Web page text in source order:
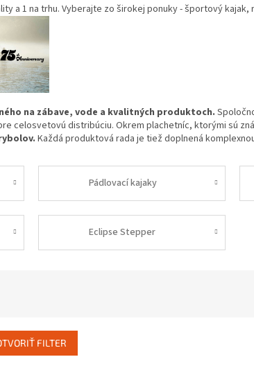
a 1 na trhu. Vyberajte zo širokej ponuky - športový kajak,
na zábave, vode a kvalitných produktoch.
distribúciu. Okrem plachetníc, ktorými sú
Každá produktová rada je tiež doplnená
Pádlovací kajaky
Eclipse Stepper
FILTER